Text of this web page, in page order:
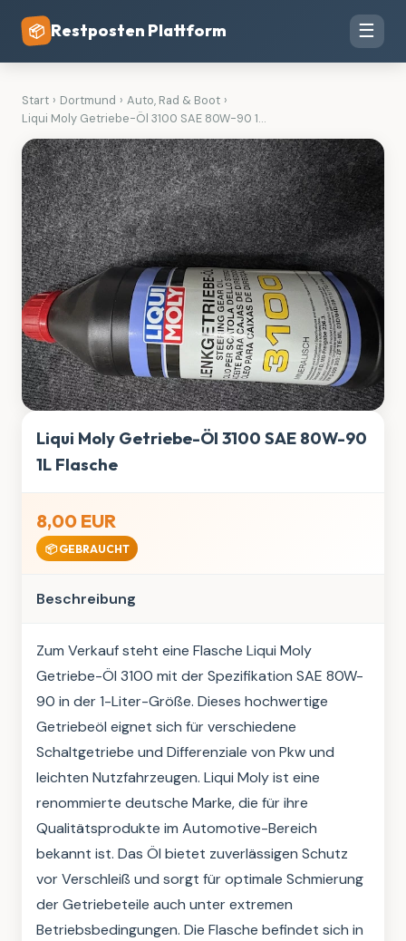
📦 Restposten Plattform ☰
Start › Dortmund › Auto, Rad & Boot ›
Liqui Moly Getriebe-Öl 3100 SAE 80W-90 1...
Liqui Moly Getriebe-Öl 3100 SAE 80W-90
1L Flasche
8,00 EUR
📦 GEBRAUCHT
Beschreibung
Zum Verkauf steht eine Flasche Liqui Moly
Getriebe-Öl 3100 mit der Spezifikation SAE 80W-
90 in der 1-Liter-Größe. Dieses hochwertige
Getriebeöl eignet sich für verschiedene
Schaltgetriebe und Differenziale von Pkw und
leichten Nutzfahrzeugen. Liqui Moly ist eine
renommierte deutsche Marke, die für ihre
Qualitätsprodukte im Automotive-Bereich
bekannt ist. Das Öl bietet zuverlässigen Schutz
vor Verschleiß und sorgt für optimale Schmierung
der Getriebeteile auch unter extremen
Betriebsbedingungen. Die Flasche befindet sich in